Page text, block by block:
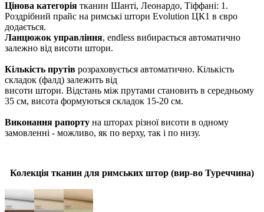
Цінова категорія тканин Шанті, Леонардо, Тіффані: 1.
Роздрібний прайс на римські штори Evolution ЦК1 в євро
додається.
Ланцюжок управління, endless вибирається автоматично
залежно від висоти штори.
Кількість прутів розраховується автоматично. Кількість
складок (фалд) залежить від
висоти штори. Відстань між прутами становить в середньому
35 см, висота формуються складок 15-20 см.
Виконання рапорту на шторах різної висоти в одному
замовленні - можливо, як по верху, так і по низу.
Колекція тканин для римських штор (вир-во Туреччина)